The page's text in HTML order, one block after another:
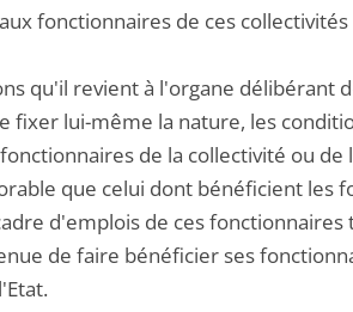
fonctionnaires de ces
qu'il revient à l'organe délibérant
fixer lui-même la nature, les
de la collectivité ou
que celui dont bénéficient les
d'emplois de ces
de faire bénéficier ses